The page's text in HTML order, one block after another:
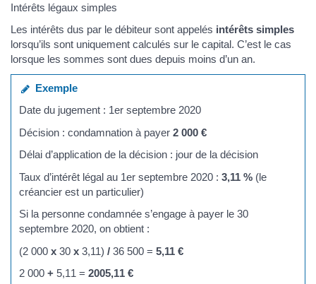
Intérêts légaux simples
Les intérêts dus par le débiteur sont appelés intérêts simples
lorsqu’ils sont uniquement calculés sur le capital. C’est le cas
lorsque les sommes sont dues depuis moins d’un an.
Exemple
Date du jugement : 1er septembre 2020
Décision : condamnation à payer2 000 €
Délai d’application de la décision : jour de la décision
Taux d’intérêt légal au 1er septembre 2020 :3,11 % (le
créancier est un particulier)
Si la personne condamnée s’engage à payer le 30
septembre 2020, on obtient :
(2 000x 30x 3,11)/ 36 500 =5,11 €
2 000+ 5,11 =2005,11 €